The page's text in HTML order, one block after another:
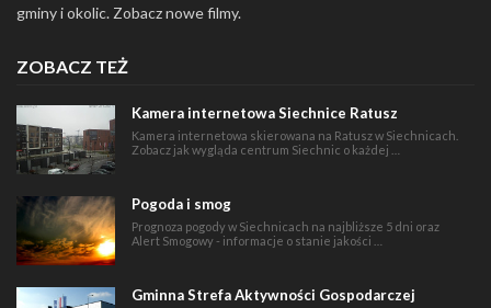
gminy i okolic. Zobacz nowe filmy.
ZOBACZ TEŻ
Kamera internetowa Siechnice Ratusz
Kamera internetowa skierowana na Ratusz w Siechnicach.
Zobacz jak wygląda centrum Siechnic o każdej …
Pogoda i smog
Prognoza pogody w Siechnicach na najbliższe 5 dni oraz
Alert Smogowy - informacje o stanie jakości …
Gminna Strefa Aktywności Gospodarczej